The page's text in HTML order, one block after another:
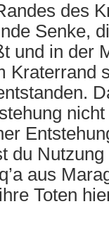
des
Senke,
und in der
Kraterrand
du Nutzung
aus
Toten